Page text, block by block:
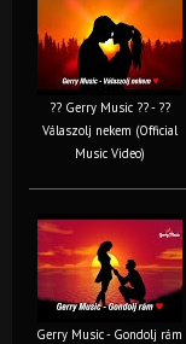
?? Gerry Music ?? - ??
Válaszolj nekem (Official
Music Video)
Gerry Music - Gondolj rám